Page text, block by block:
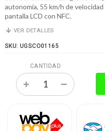
autonomía, 55 km/h de
pantalla LCD con NFC.
VER DETALLES
SKU: UGSCO01165
CANTIDAD